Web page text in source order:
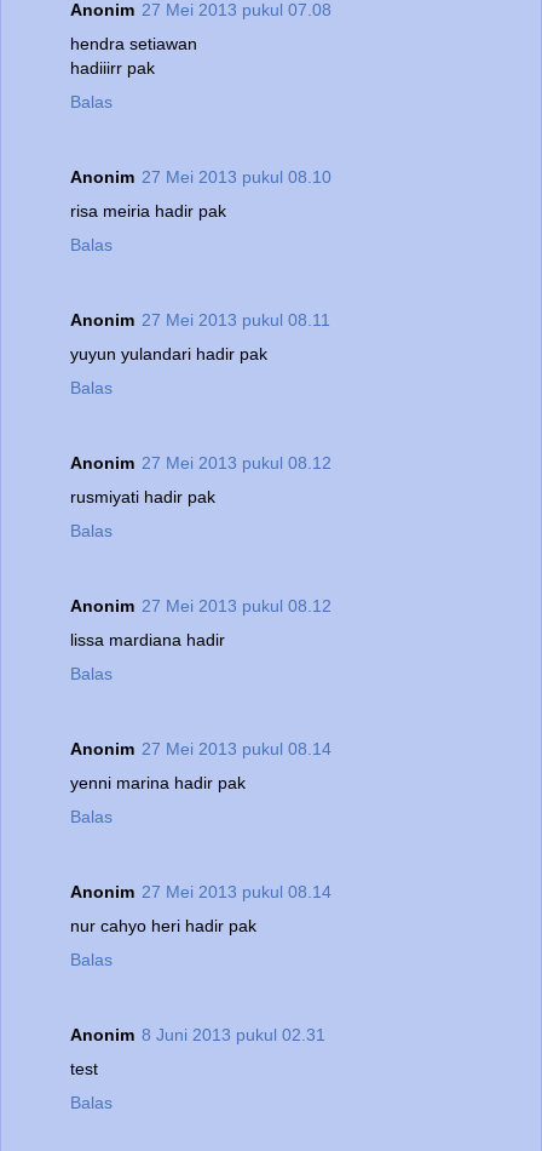
Anonim 27 Mei 2013 pukul 07.08
hendra setiawan
hadiiirr pak
Balas
Anonim 27 Mei 2013 pukul 08.10
risa meiria hadir pak
Balas
Anonim 27 Mei 2013 pukul 08.11
yuyun yulandari hadir pak
Balas
Anonim 27 Mei 2013 pukul 08.12
rusmiyati hadir pak
Balas
Anonim 27 Mei 2013 pukul 08.12
lissa mardiana hadir
Balas
Anonim 27 Mei 2013 pukul 08.14
yenni marina hadir pak
Balas
Anonim 27 Mei 2013 pukul 08.14
nur cahyo heri hadir pak
Balas
Anonim 8 Juni 2013 pukul 02.31
test
Balas